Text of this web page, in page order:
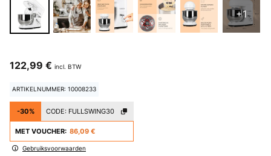
+1
122,99 € incl. BTW
ARTIKELNUMMER: 10008233
-30% CODE: FULLSWING30
MET VOUCHER: 86,09 €
Gebruiksvoorwaarden